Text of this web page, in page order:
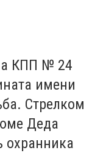
КПП № 24
имени
Стрелком
Деда
охранника